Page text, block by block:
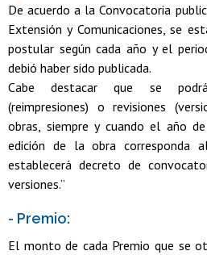
De acuerdo a la Convocatoria
Extensión y Comunicaciones, se
postular según cada año y el
debió haber sido publicada.
Cabe destacar que se
(reimpresiones) o revisiones
obras, siempre y cuando el año
edición de la obra corresponda
establecerá decreto de
versiones.”
- Premio:
El monto de cada Premio que se